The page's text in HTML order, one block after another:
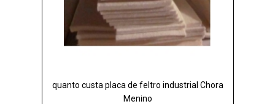
quanto custa placa de feltro industrial Chora
Menino